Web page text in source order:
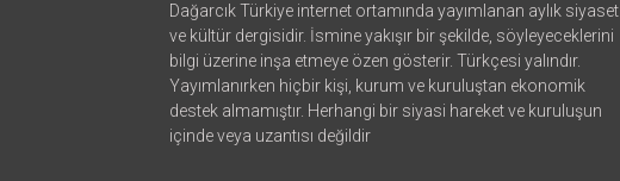
Dağarcık Türkiye internet ortamında yayımlanan aylık siyaset
ve kültür dergisidir. İsmine yakışır bir şekilde, söyleyeceklerini
bilgi üzerine inşa etmeye özen gösterir. Türkçesi yalındır.
Yayımlanırken hiçbir kişi, kurum ve kuruluştan ekonomik
destek almamıştır. Herhangi bir siyasi hareket ve kuruluşun
içinde veya uzantısı değildir